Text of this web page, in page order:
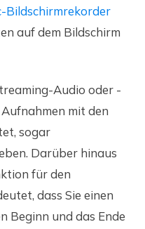
Bildschirmrekorder
auf dem Bildschirm
Audio oder -
mit den
sogar
Darüber hinaus
für den
dass Sie einen
Beginn und das Ende